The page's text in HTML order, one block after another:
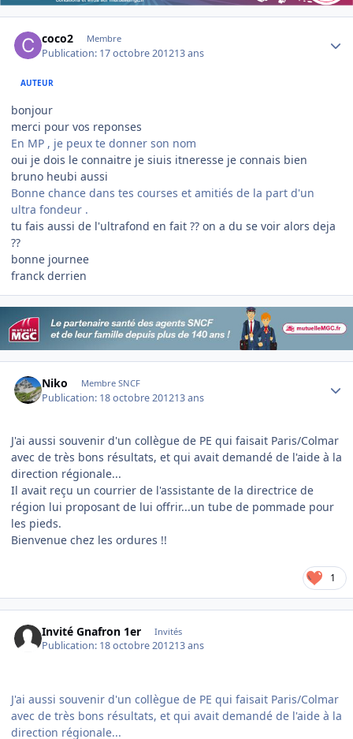
coco2 Membre
Publication: 17 octobre 201213 ans
AUTEUR
bonjour
merci pour vos reponses
En MP , je peux te donner son nom
oui je dois le connaitre je siuis itneresse je connais bien
bruno heubi aussi
Bonne chance dans tes courses et amitiés de la part d'un
ultra fondeur .
tu fais aussi de l'ultrafond en fait ?? on a du se voir alors deja
??
bonne journee
franck derrien
Niko Membre SNCF
Publication: 18 octobre 201213 ans
J'ai aussi souvenir d'un collègue de PE qui faisait Paris/Colmar
avec de très bons résultats, et qui avait demandé de l'aide à la
direction régionale...
Il avait reçu un courrier de l'assistante de la directrice de
région lui proposant de lui offrir...un tube de pommade pour
les pieds.
Bienvenue chez les ordures !!
1
Invité Gnafron 1er Invités
Publication: 18 octobre 201213 ans
J'ai aussi souvenir d'un collègue de PE qui faisait Paris/Colmar
avec de très bons résultats, et qui avait demandé de l'aide à la
direction régionale...